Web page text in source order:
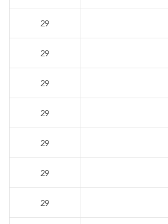
29
29
29
29
29
29
29